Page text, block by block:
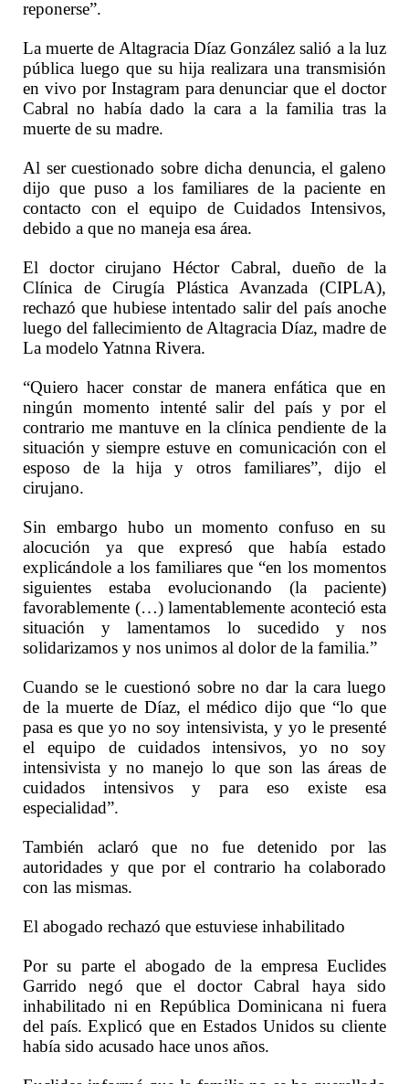
reponerse”.
La muerte de Altagracia Díaz González salió a la luz
pública luego que su hija realizara una transmisión
en vivo por Instagram para denunciar que el doctor
Cabral no había dado la cara a la familia tras la
muerte de su madre.
Al ser cuestionado sobre dicha denuncia, el galeno
dijo que puso a los familiares de la paciente en
contacto con el equipo de Cuidados Intensivos,
debido a que no maneja esa área.
El doctor cirujano Héctor Cabral, dueño de la
Clínica de Cirugía Plástica Avanzada (CIPLA),
rechazó que hubiese intentado salir del país anoche
luego del fallecimiento de Altagracia Díaz, madre de
La modelo Yatnna Rivera.
“Quiero hacer constar de manera enfática que en
ningún momento intenté salir del país y por el
contrario me mantuve en la clínica pendiente de la
situación y siempre estuve en comunicación con el
esposo de la hija y otros familiares”, dijo el
cirujano.
Sin embargo hubo un momento confuso en su
alocución ya que expresó que había estado
explicándole a los familiares que “en los momentos
siguientes estaba evolucionando (la paciente)
favorablemente (…) lamentablemente aconteció esta
situación y lamentamos lo sucedido y nos
solidarizamos y nos unimos al dolor de la familia.”
Cuando se le cuestionó sobre no dar la cara luego
de la muerte de Díaz, el médico dijo que “lo que
pasa es que yo no soy intensivista, y yo le presenté
el equipo de cuidados intensivos, yo no soy
intensivista y no manejo lo que son las áreas de
cuidados intensivos y para eso existe esa
especialidad”.
También aclaró que no fue detenido por las
autoridades y que por el contrario ha colaborado
con las mismas.
El abogado rechazó que estuviese inhabilitado
Por su parte el abogado de la empresa Euclides
Garrido negó que el doctor Cabral haya sido
inhabilitado ni en República Dominicana ni fuera
del país. Explicó que en Estados Unidos su cliente
había sido acusado hace unos años.